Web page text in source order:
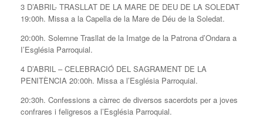
3 D’ABRIL- TRASLLAT DE LA MARE DE DEU DE LA SOLEDAT
19:00h. Missa a la Capella de la Mare de Déu de la Soledat.
20:00h. Solemne Trasllat de la Imatge de la Patrona d’Ondara a
I’Església Parroquial.
4 D’ABRIL – CELEBRACIÓ DEL SAGRAMENT DE LA
PENITÈNCIA 20:00h. Missa a l’Església Parroquial.
20:30h. Confessions a càrrec de diversos sacerdots per a joves
confrares i feligresos a l’Església Parroquial.